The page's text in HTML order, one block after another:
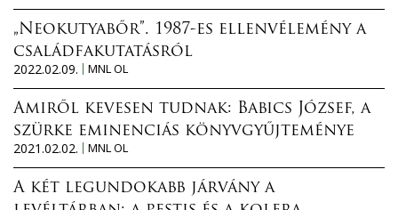
„Neokutyabőr”. 1987-es ellenvélemény a
családfakutatásról
2022.02.09.
MNL OL
Amiről kevesen tudnak: Babics József, a
szürke eminenciás könyvgyűjteménye
2021.02.02.
MNL OL
A két legundokabb járvány a